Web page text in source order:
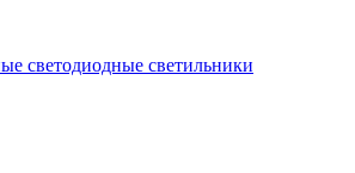
светодиодные светильники